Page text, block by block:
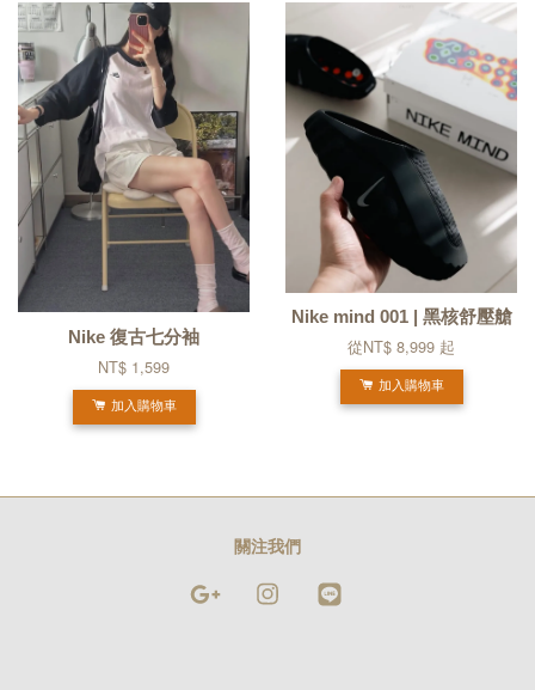
Nike 復古七分袖
NT$ 1,599
加入購物車
Nike mind 001 | 黑核舒壓艙
從NT$ 8,999 起
加入購物車
關注我們
Google Instagram